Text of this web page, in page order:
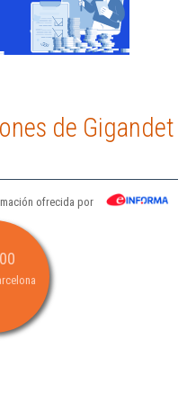
de Gigandet
ofrecida por